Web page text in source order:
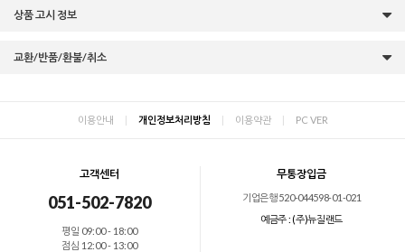
상품 고시 정보
교환/반품/환불/취소
이용안내 | 개인정보처리방침 | 이용약관 | PC VER
고객센터
051-502-7820
평일 09:00 - 18:00
점심 12:00 - 13:00
무통장입금
기업은행 520-044598-01-021
예금주 : (주)뉴질랜드